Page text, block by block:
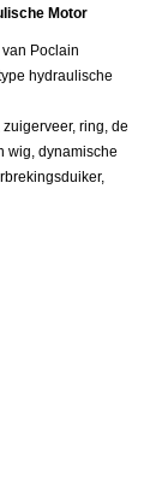
Motor
Poclain
hydraulische
ring, de
wig, dynamische